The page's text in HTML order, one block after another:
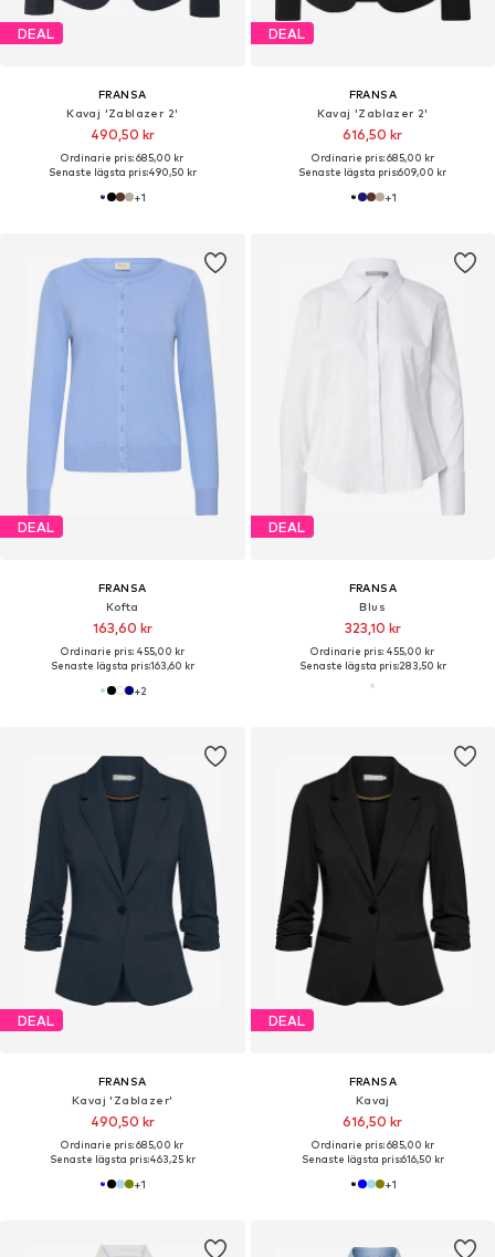
DEAL
FRANSA
Kavaj 'Zablazer 2'
490,50 kr
Ordinarie pris: 685,00 kr
Senaste lägsta pris:490,50 kr
+1
DEAL
FRANSA
Kavaj 'Zablazer 2'
616,50 kr
Ordinarie pris: 685,00 kr
Senaste lägsta pris:609,00 kr
+1
DEAL
FRANSA
Kofta
163,60 kr
Ordinarie pris: 455,00 kr
Senaste lägsta pris:163,60 kr
+2
DEAL
FRANSA
Blus
323,10 kr
Ordinarie pris: 455,00 kr
Senaste lägsta pris:283,50 kr
DEAL
FRANSA
Kavaj 'Zablazer'
490,50 kr
Ordinarie pris: 685,00 kr
Senaste lägsta pris:463,25 kr
+1
DEAL
FRANSA
Kavaj
616,50 kr
Ordinarie pris: 685,00 kr
Senaste lägsta pris:616,50 kr
+1